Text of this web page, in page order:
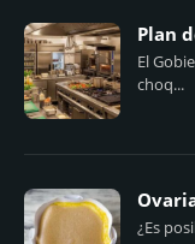
Plan
El
choq...
¿Es